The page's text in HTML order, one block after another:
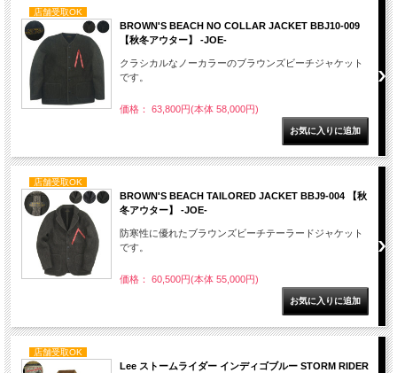
店舗受取OK
BROWN'S BEACH NO COLLAR JACKET BBJ10-009
【秋冬アウター】 -JOE-
クラシカルなノーカラーのブラウンズビーチジャケット
です。
価格： 63,800円(本体 58,000円)
店舗受取OK
BROWN'S BEACH TAILORED JACKET BBJ9-004 【秋
冬アウター】 -JOE-
防寒性に優れたブラウンズビーチテーラードジャケット
です。
価格： 60,500円(本体 55,000円)
店舗受取OK
Lee ストームライダー インディゴブルー STORM RIDER